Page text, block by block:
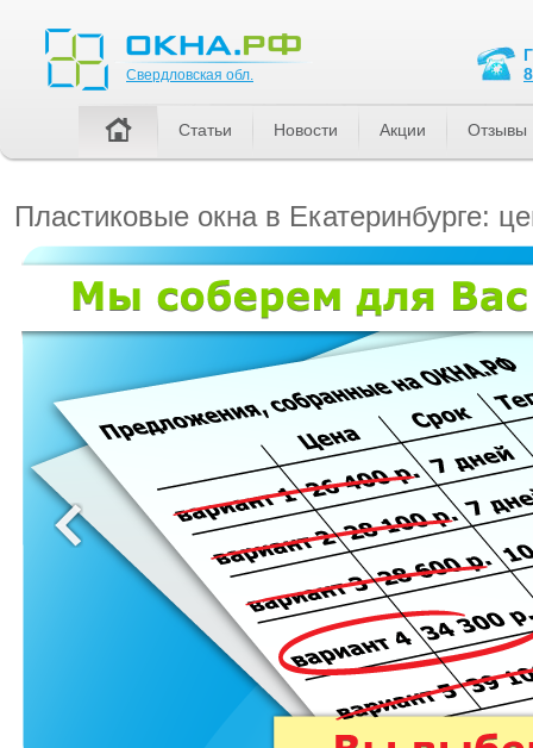
Пластиковые окна в Екатеринбурге:
Свердловская обл.
Статьи Новости Акции Отзывы